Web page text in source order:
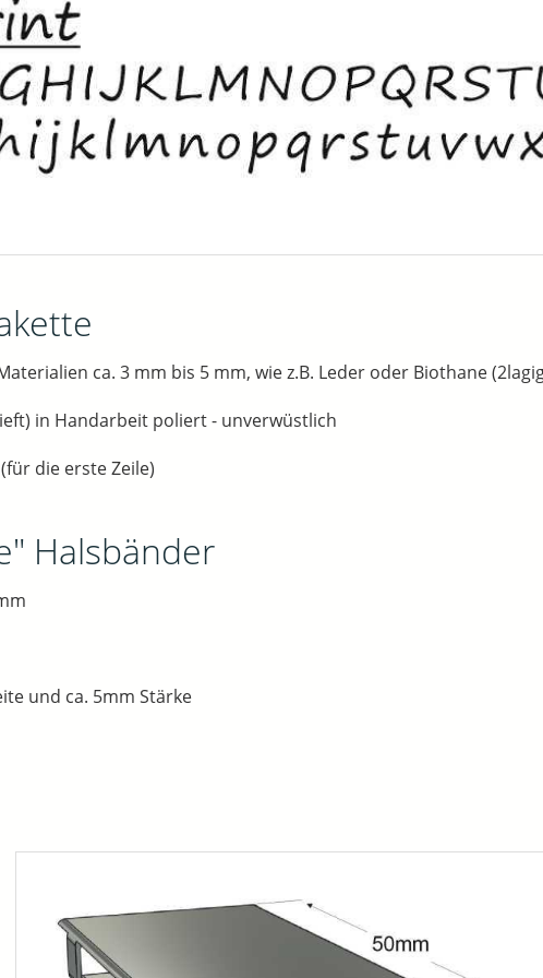
ca. 3 mm bis 5 mm, wie z.B. Leder oder Biothane
in Handarbeit poliert - unverwüstlich
die erste Zeile)
Halsbänder
und ca. 5mm Stärke